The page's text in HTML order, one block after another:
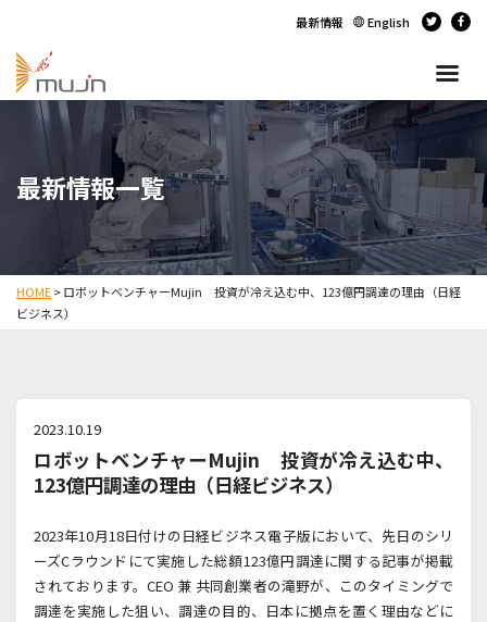
最新情報 English
最新情報一覧
HOME>ロボットベンチャーMujin 投資が冷え込む中、123億円調達の理由（日経
ビジネス）
2023.10.19
ロボットベンチャーMujin 投資が冷え込む中、
123億円調達の理由（日経ビジネス）
2023年10月18日付けの日経ビジネス電子版において、先日のシリ
ーズCラウンドにて実施した総額123億円調達に関する記事が掲載
されております。CEO 兼 共同創業者の滝野が、このタイミングで
調達を実施した狙い、調達の目的、日本に拠点を置く理由などに